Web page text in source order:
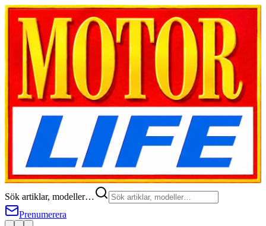
Sök artiklar, modeller…
Prenumerera